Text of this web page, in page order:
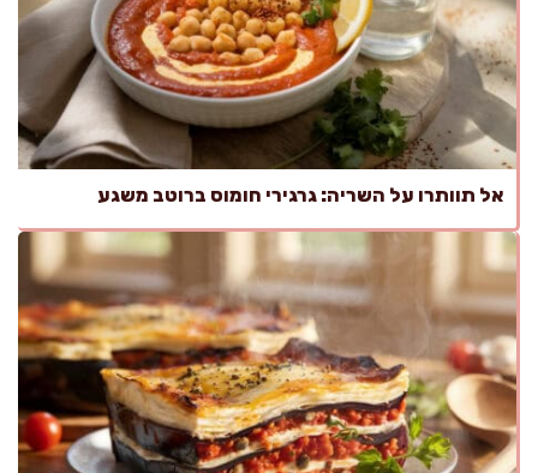
אל תוותרו על השריה: גרגירי חומוס ברוטב משגע